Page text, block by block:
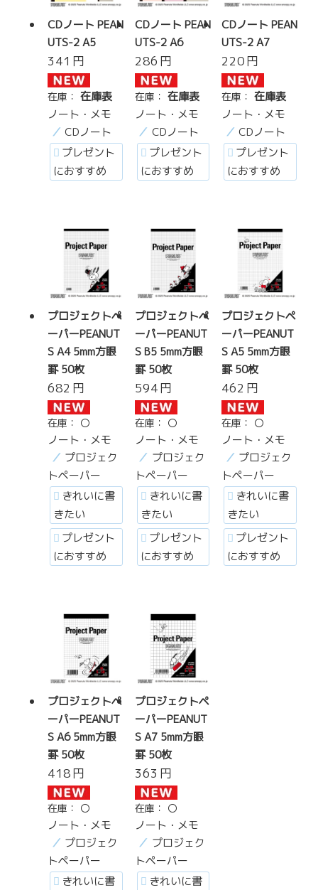
CDノート PEAN
UTS-2 A5
341 円
在庫： 在庫表
ノート・メモ
CDノート
プレゼント
におすすめ
CDノート PEAN
UTS-2 A6
286 円
在庫： 在庫表
ノート・メモ
CDノート
プレゼント
におすすめ
CDノート PEAN
UTS-2 A7
220円
在庫： 在庫表
ノート・メモ
CDノート
プレゼント
におすすめ
プロジェクトペ
ーパーPEANUT
S A4 5mm方眼
罫 50枚
682 円
在庫： 〇
ノート・メモ
プロジェク
トペーパー
きれいに書
きたい
プレゼント
におすすめ
プロジェクトペ
ーパーPEANUT
S B5 5mm方眼
罫 50枚
594円
在庫： 〇
ノート・メモ
プロジェク
トペーパー
きれいに書
きたい
プレゼント
におすすめ
プロジェクトペ
ーパーPEANUT
S A5 5mm方眼
罫 50枚
462 円
在庫： 〇
ノート・メモ
プロジェク
トペーパー
きれいに書
きたい
プレゼント
におすすめ
プロジェクトペ
ーパーPEANUT
S A6 5mm方眼
罫 50枚
418円
在庫： 〇
ノート・メモ
プロジェク
トペーパー
きれいに書
プロジェクトペ
ーパーPEANUT
S A7 5mm方眼
罫 50枚
363 円
在庫： 〇
ノート・メモ
プロジェク
トペーパー
きれいに書